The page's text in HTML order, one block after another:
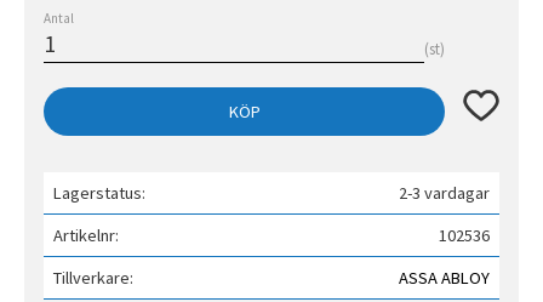
Antal
st
KÖP Lägg till
Lagerstatus
2-3 vardagar
Artikelnr
102536
Tillverkare
ASSA ABLOY